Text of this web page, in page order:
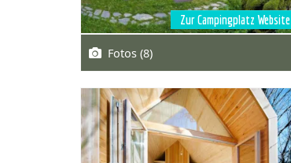
Zur Campingplatz Website
Fotos (8)